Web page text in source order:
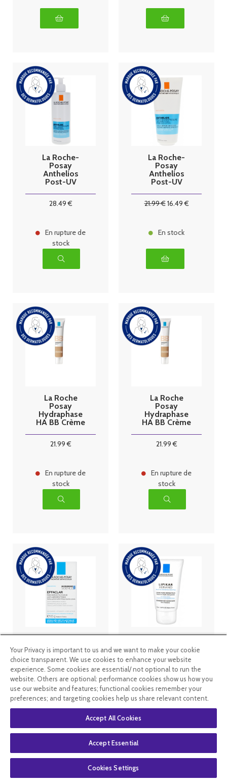
La Roche-
Posay
Anthelios
Post-UV
400 ml
28.49€
En rupture de
stock
La Roche-
Posay
Anthelios
Post-UV
200 ml
21.99€16.49€
En stock
La Roche
Posay
Hydraphase
HA BB Crème
21.99€
En rupture de
stock
La Roche
Posay
Hydraphase
HA BB Crème
21.99€
En rupture de
stock
La Roche
Posay -
Effaclar Pain
Dermatologiq
ue - 65g
11.99€ 8 .99€
La Roche
Posay - Lipikar
Xerand -
Crème main -
50ml
6.99 € 5.24€
Your Privacy is important to us and we want to make your cookie
choice transparent. We use cookies to enhance your website
experience. Some cookies are essential/ not optional to run the
website. Others are optional: performance cookies show us how you
use our website and features; functional cookies remember your
preferences; and targeting cookies help us share relevant content.
Accept All Cookies
Accept Essential
Cookies Settings